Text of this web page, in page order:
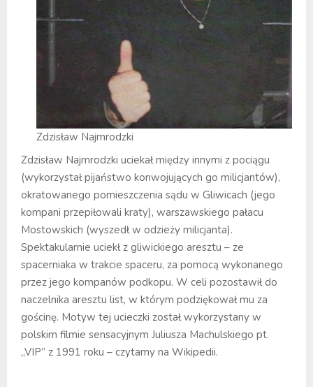
Zdzisław Najmrodzki
Zdzisław Najmrodzki uciekał między innymi z pociągu
(wykorzystał pijaństwo konwojujących go milicjantów),
okratowanego pomieszczenia sądu w Gliwicach (jego
kompani przepiłowali kraty), warszawskiego pałacu
Mostowskich (wyszedł w odzieży milicjanta).
Spektakularnie uciekł z gliwickiego aresztu – ze
spacerniaka w trakcie spaceru, za pomocą wykonanego
przez jego kompanów podkopu. W celi pozostawił do
naczelnika aresztu list, w którym podziękował mu za
gościnę. Motyw tej ucieczki został wykorzystany w
polskim filmie sensacyjnym Juliusza Machulskiego pt.
„VIP” z 1991 roku – czytamy na Wikipedii.